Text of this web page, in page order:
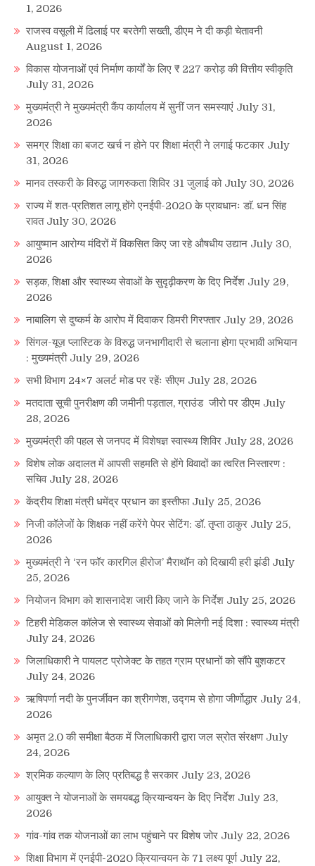
1, 2026
राजस्व वसूली में ढिलाई पर बरतेगी सख्ती, डीएम ने दी कड़ी चेतावनी
August 1, 2026
विकास योजनाओं एवं निर्माण कार्यों के लिए ₹ 227 करोड़ की वित्तीय स्वीकृति
July 31, 2026
मुख्यमंत्री ने मुख्यमंत्री कैंप कार्यालय में सुनीं जन समस्याएं July 31,
2026
समग्र शिक्षा का बजट खर्च न होने पर शिक्षा मंत्री ने लगाई फटकार July
31, 2026
मानव तस्करी के विरुद्ध जागरुकता शिविर 31 जुलाई को July 30, 2026
राज्य में शत-प्रतिशत लागू होंगे एनईपी-2020 के प्रावधानः डाॅ. धन सिंह
रावत July 30, 2026
आयुष्मान आरोग्य मंदिरों में विकसित किए जा रहे औषधीय उद्यान July 30,
2026
सड़क, शिक्षा और स्वास्थ्य सेवाओं के सुदृढ़ीकरण के दिए निर्देश July 29,
2026
नाबालिग से दुष्कर्म के आरोप में दिवाकर डिमरी गिरफ्तार July 29, 2026
सिंगल-यूज़ प्लास्टिक के विरुद्ध जनभागीदारी से चलाना होगा प्रभावी अभियान
: मुख्यमंत्री July 29, 2026
सभी विभाग 24×7 अलर्ट मोड पर रहेंः सीएम July 28, 2026
मतदाता सूची पुनरीक्षण की जमीनी पड़ताल, ग्राउंड जीरो पर डीएम July
28, 2026
मुख्यमंत्री की पहल से जनपद में विशेषज्ञ स्वास्थ्य शिविर July 28, 2026
विशेष लोक अदालत में आपसी सहमति से होंगे विवादों का त्वरित निस्तारण :
सचिव July 28, 2026
केंद्रीय शिक्षा मंत्री धमेंद्र प्रधान का इस्तीफा July 25, 2026
निजी कॉलेजों के शिक्षक नहीं करेंगे पेपर सेटिंग: डॉ. तृप्ता ठाकुर July 25,
2026
मुख्यमंत्री ने ‘रन फॉर कारगिल हीरोज’ मैराथॉन को दिखायी हरी झंडी July
25, 2026
नियोजन विभाग को शासनादेश जारी किए जाने के निर्देश July 25, 2026
टिहरी मेडिकल कॉलेज से स्वास्थ्य सेवाओं को मिलेगी नई दिशा : स्वास्थ्य मंत्री
July 24, 2026
जिलाधिकारी ने पायलट प्रोजेक्ट के तहत ग्राम प्रधानों को सौंपे बुशकटर
July 24, 2026
ऋषिपर्णा नदी के पुनर्जीवन का श्रीगणेश, उद्गम से होगा जीर्णोद्धार July 24,
2026
अमृत 2.0 की समीक्षा बैठक में जिलाधिकारी द्वारा जल स्रोत संरक्षण July
24, 2026
श्रमिक कल्याण के लिए प्रतिबद्ध है सरकार July 23, 2026
आयुक्त ने योजनाओं के समयबद्ध क्रियान्वयन के दिए निर्देश July 23,
2026
गांव-गांव तक योजनाओं का लाभ पहुंचाने पर विशेष जोर July 22, 2026
शिक्षा विभाग में एनईपी-2020 क्रियान्वयन के 71 लक्ष्य पूर्ण July 22,